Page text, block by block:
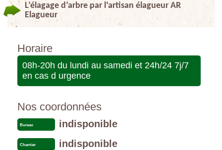
L’élagage d’arbre par l’artisan élagueur AR
Elagueur
Horaire
08h-20h du lundi au samedi et 24h/24 7j/7
en cas d urgence
Nos coordonnées
Bureau indisponible
Chantier indisponible